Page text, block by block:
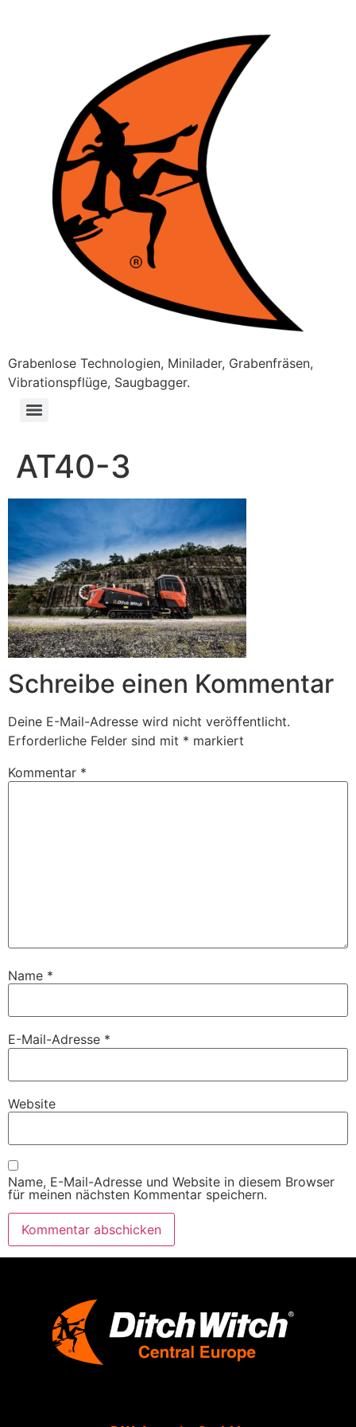
Grabenlose Technologien, Minilader, Grabenfräsen,
Vibrationspflüge, Saugbagger.
AT40-3
Schreibe einen Kommentar
Deine E-Mail-Adresse wird nicht veröffentlicht.
Erforderliche Felder sind mit * markiert
Kommentar *
Name *
E-Mail-Adresse *
Website
Name, E-Mail-Adresse und Website in diesem Browser
für meinen nächsten Kommentar speichern.